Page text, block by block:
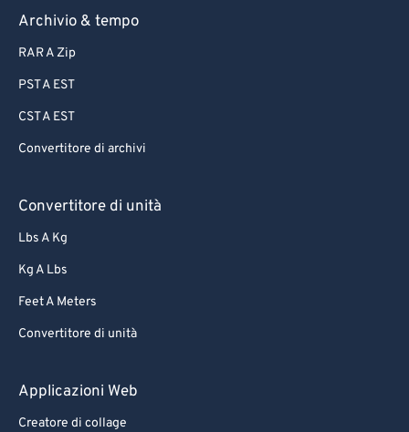
Archivio & tempo
RAR A Zip
PST A EST
CST A EST
Convertitore di archivi
Convertitore di unità
Lbs A Kg
Kg A Lbs
Feet A Meters
Convertitore di unità
Applicazioni Web
Creatore di collage